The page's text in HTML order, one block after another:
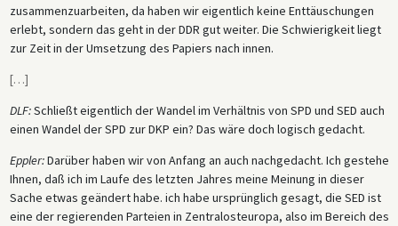
zusammenzuarbeiten, da haben wir eigentlich keine Enttäuschungen
erlebt, sondern das geht in der DDR gut weiter. Die Schwierigkeit liegt
zur Zeit in der Umsetzung des Papiers nach innen.
[…]
DLF:Schließt eigentlich der Wandel im Verhältnis von SPD und SED auch
einen Wandel der SPD zur DKP ein? Das wäre doch logisch gedacht.
Eppler:Darüber haben wir von Anfang an auch nachgedacht. Ich gestehe
Ihnen, daß ich im Laufe des letzten Jahres meine Meinung in dieser
Sache etwas geändert habe. ich habe ursprünglich gesagt, die SED ist
eine der regierenden Parteien in Zentralosteuropa, also im Bereich des